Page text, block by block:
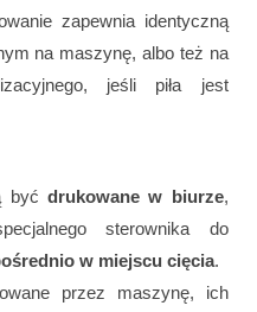
zapewnia identyczną
na maszynę, albo też na
jeśli piła jest
być drukowane w biurze,
sterownika do
w miejscu cięcia.
przez maszynę, ich